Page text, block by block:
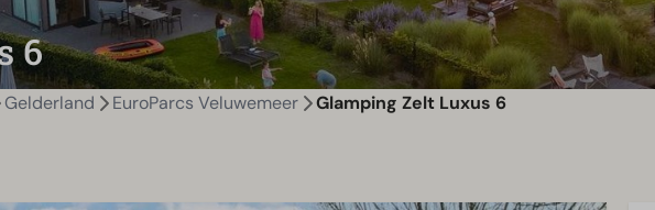
6
Gelderland EuroParcs Veluwemeer Glamping Zelt Luxus 6